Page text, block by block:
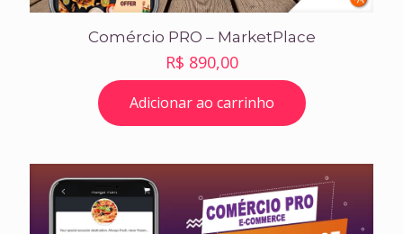
Comércio PRO – MarketPlace
R$ 890,00
Adicionar ao carrinho